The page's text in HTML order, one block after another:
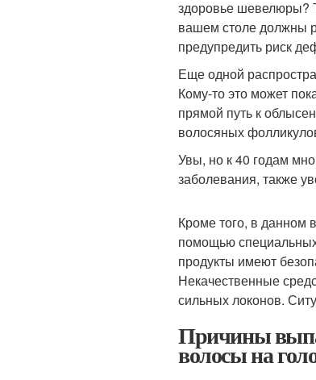
здоровье шевелюры?
вашем столе должны
предупредить риск
Еще одной
Кому-то это может
прямой путь к
волосяных
Увы, но к 40 годам
заболевания, также
Кроме того, в данном
помощью специальных
продукты имеют
Некачественные
сильных локонов.
Причины
волосы на